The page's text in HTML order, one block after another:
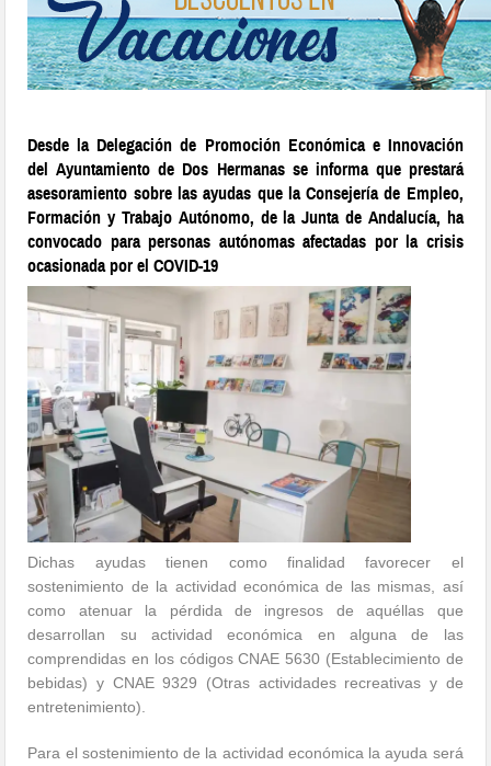
Desde la Delegación de Promoción Económica e Innovación
del Ayuntamiento de Dos Hermanas se informa que prestará
asesoramiento sobre las ayudas que la Consejería de Empleo,
Formación y Trabajo Autónomo, de la Junta de Andalucía, ha
convocado para personas autónomas afectadas por la crisis
ocasionada por el COVID-19
Dichas ayudas tienen como finalidad favorecer el
sostenimiento de la actividad económica de las mismas, así
como atenuar la pérdida de ingresos de aquéllas que
desarrollan su actividad económica en alguna de las
comprendidas en los códigos CNAE 5630 (Establecimiento de
bebidas) y CNAE 9329 (Otras actividades recreativas y de
entretenimiento).
Para el sostenimiento de la actividad económica la ayuda será